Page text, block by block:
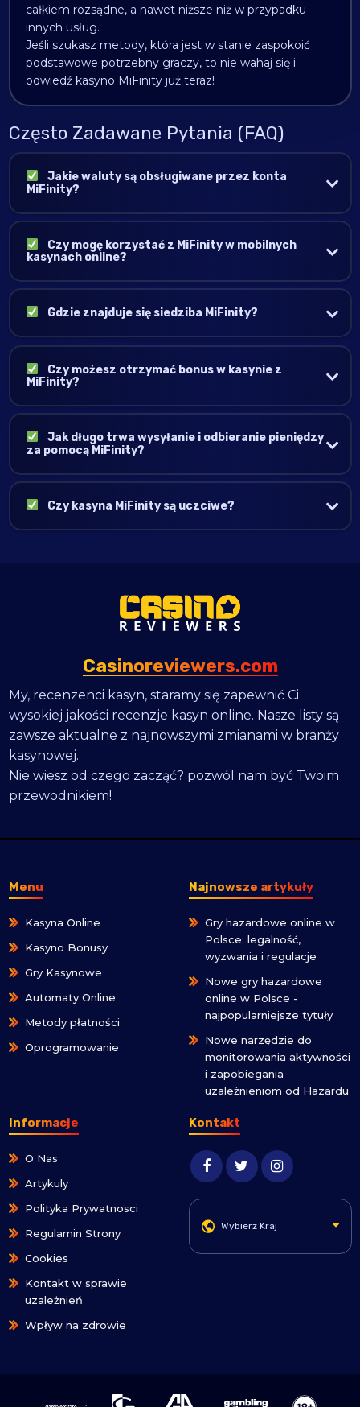
całkiem rozsądne, a nawet niższe niż w przypadku
innych usług.
Jeśli szukasz metody, która jest w stanie zaspokoić
podstawowe potrzebny graczy, to nie wahaj się i
odwiedź kasyno MiFinity już teraz!
Często Zadawane Pytania (FAQ)
Jakie waluty są obsługiwane przez konta
MiFinity?
Czy mogę korzystać z MiFinity w mobilnych
kasynach online?
Gdzie znajduje się siedziba MiFinity?
Czy możesz otrzymać bonus w kasynie z
MiFinity?
Jak długo trwa wysyłanie i odbieranie pieniędzy
za pomocą MiFinity?
Czy kasyna MiFinity są uczciwe?
Casinoreviewers.com
My, recenzenci kasyn, staramy się zapewnić Ci
wysokiej jakości recenzje kasyn online. Nasze listy są
zawsze aktualne z najnowszymi zmianami w branży
kasynowej.
Nie wiesz od czego zacząć? pozwól nam być Twoim
przewodnikiem!
Menu
Kasyna Online
Kasyno Bonusy
Gry Kasynowe
Automaty Online
Metody płatności
Oprogramowanie
Najnowsze artykuły
Gry hazardowe online w
Polsce: legalność,
wyzwania i regulacje
Nowe gry hazardowe
online w Polsce -
najpopularniejsze tytuły
Nowe narzędzie do
monitorowania aktywności
i zapobiegania
uzależnieniom od Hazardu
Informacje
O Nas
Artykuly
Polityka Prywatnosci
Regulamin Strony
Cookies
Kontakt w sprawie
uzależnień
Wpływ na zdrowie
Kontakt
Wybierz Kraj